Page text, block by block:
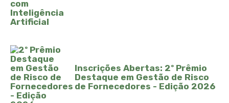
Inscrições Abertas: 2º Prêmio
Destaque em Gestão de Risco
de Fornecedores - Edição 2026